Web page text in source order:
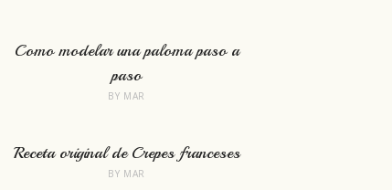
Como modelar una paloma paso a
paso
BY MAR
Receta original de Crepes franceses
BY MAR